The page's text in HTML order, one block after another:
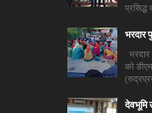
प्रसिद्ध
भरदार
को
देवभूमि